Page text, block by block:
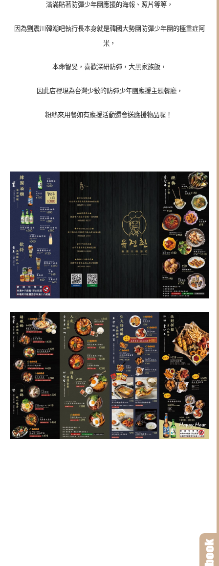
滿滿貼著防彈少年團 應援的海報、照片等等，
因為劉震川韓潮吧執行長本身就是韓國大勢團防彈少年團的極重症阿
米，
本命智旻，喜歡深研防彈，大黑家族飯，
因此店裡現為台灣少數的防彈少年團應援主題餐廳，
粉絲來用餐如有應援活動還會送應援物品喔！